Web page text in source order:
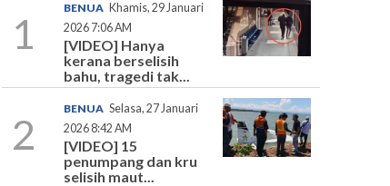
1
BENUA Khamis, 29 Januari
2026 7:06 AM
[VIDEO] Hanya
kerana berselisih
bahu, tragedi tak...
2
BENUA Selasa, 27 Januari
2026 8:42 AM
[VIDEO] 15
penumpang dan kru
selisih maut...